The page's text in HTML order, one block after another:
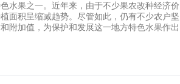
水果之一。近年来，由于不少果农改种经济价
面积呈缩减趋势。尽管如此，仍有不少农户坚
附加值，为保护和发展这一地方特色水果作出